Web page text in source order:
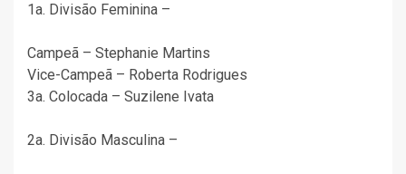
1a. Divisão Feminina –
Campeã – Stephanie Martins
Vice-Campeã – Roberta Rodrigues
3a. Colocada – Suzilene Ivata
2a. Divisão Masculina –